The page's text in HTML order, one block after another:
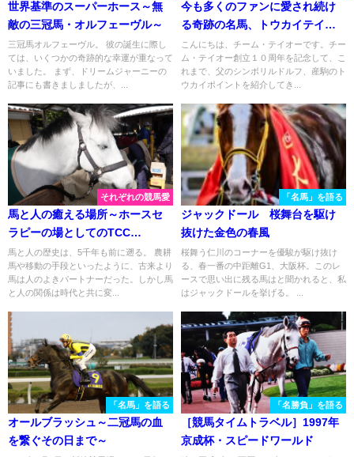
世界基準のスーパーホース～無
敵の三冠馬・オルフェーヴル～
三冠馬オルフェーヴル。 彼の誕生に際し
ては、いくつかの奇跡的な幸運が重なって
いました。 まず、ドリームジャーニーの
記事にも書きましましたが、...
今も多くのファンに愛され続け
る奇跡の名馬、トウカイテイオ
ーの物語
こんにちは、チーム・テイオーです。チー
ム・テイオー創立１０周年を記念して、こ
れまで、父のシンボリルドルフ、産駒のト
ウカイポイントを紹介してき...
それぞれの競馬愛
馬と人の癒える場所～ホースセ
ラピーの場としてのTCC
Therapy Park～
馬と人の歴史は、5千年も前に遡る。 農耕
馬や移動の手段といったように、古来より
馬は人のよきパートナーだった。しかし馬
と人の関係は時代と共に変...
「名馬」を語る
ジャックドール 桜舞台を駆け
抜けた金色の春風
桜舞う仁川のコーナーを優駿が駆け抜け
る、春一番の中距離G1、大阪杯。このレ
ースで思い出に残る馬はと聞かれると、私
はジャックドールを挙げる。 ...
「名馬」を語る
オールブラッシュ～二冠馬の血
を繋ぐその日まで～
「名勝負」を語る
［競馬タイムトラベル］1997年
京成杯・スピードワールド